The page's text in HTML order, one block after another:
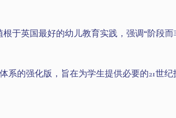
于英国最好的幼儿教育实践，强调“阶段
系的强化版，旨在为学生提供必要的21世